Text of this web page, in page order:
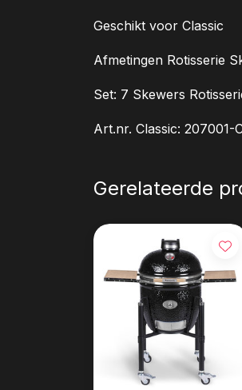
Geschikt voor Classic
Afmetingen Rotisserie
Set: 7 Skewers
Art.nr. Classic: 207001-
Gerelateerde